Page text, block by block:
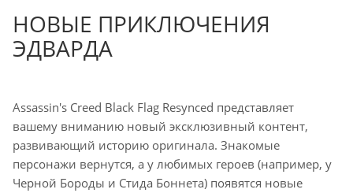
НОВЫЕ ПРИКЛЮЧЕНИЯ
ЭДВАРДА
Assassin's Creed Black Flag Resynced представляет
вашему вниманию новый эксклюзивный контент,
развивающий историю оригинала. Знакомые
персонажи вернутся, а у любимых героев (например, у
Черной Бороды и Стида Боннета) появятся новые